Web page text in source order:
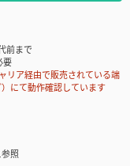
前まで
要
ア経由で販売されている端
にて動作確認しています
照